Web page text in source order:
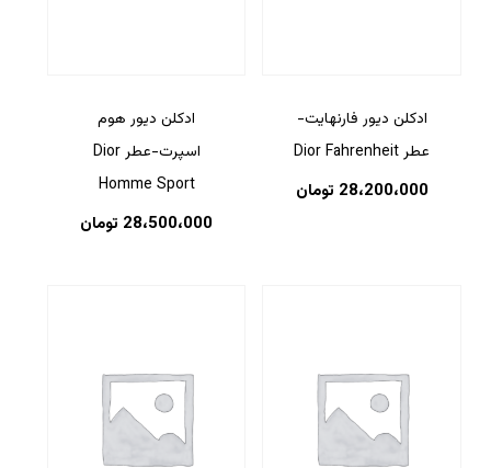
ادکلن دیور فارنهایت-
عطر Dior Fahrenheit
28،200،000 تومان
ادکلن دیور هوم
اسپرت-عطر Dior
Homme Sport
28،500،000 تومان